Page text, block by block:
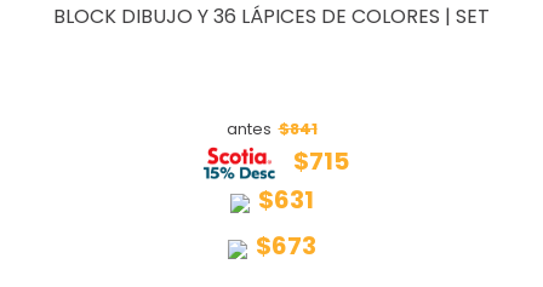
BLOCK DIBUJO Y 36 LÁPICES DE COLORES | SET
antes $841
$715
$631
$673